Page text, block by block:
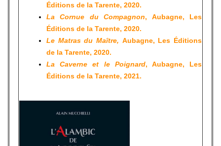
Éditions de la Tarente, 2020.
La Cornue du Compagnon, Aubagne, Les
Éditions de la Tarente, 2020.
Le Matras du Maître, Aubagne, Les Éditions
de la Tarente, 2020.
La Caverne et le Poignard, Aubagne, Les
Éditions de la Tarente, 2021.